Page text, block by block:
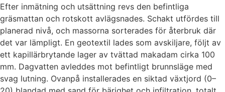
Efter inmätning och utsättning revs den befintliga
gräsmattan och rotskott avlägsnades. Schakt utfördes till
planerad nivå, och massorna sorterades för återbruk där
det var lämpligt. En geotextil lades som avskiljare, följt av
ett kapillärbrytande lager av tvättad makadam cirka 100
mm. Dagvatten avleddes mot befintligt brunnsläge med
svag lutning. Ovanpå installerades en siktad växtjord (0–